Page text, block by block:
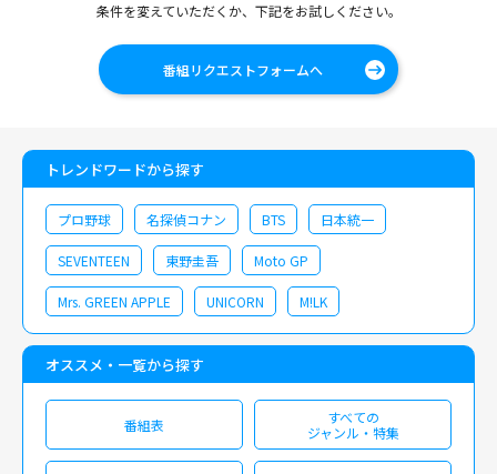
条件を変えていただくか、下記をお試しください。
番組リクエストフォームへ
トレンドワードから探す
プロ野球 名探偵コナン BTS 日本統一
SEVENTEEN 東野圭吾 Moto GP
Mrs. GREEN APPLE UNICORN M!LK
オススメ・一覧から探す
番組表
すべての
ジャンル・特集